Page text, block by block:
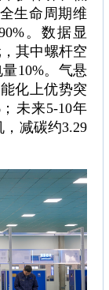
生命周期维
。数据显
其中螺杆空
10%。气悬
化上优势突
未来5-10年
减碳约3.29